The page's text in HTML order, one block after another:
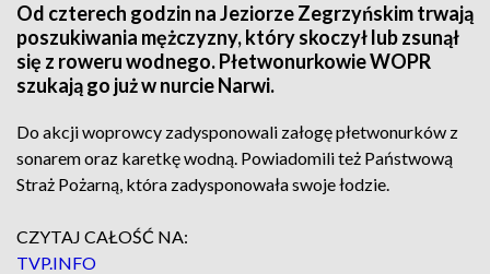
Od czterech godzin na Jeziorze Zegrzyńskim trwają
poszukiwania mężczyzny, który skoczył lub zsunął
się z roweru wodnego. Płetwonurkowie WOPR
szukają go już w nurcie Narwi.
Do akcji woprowcy zadysponowali załogę płetwonurków z
sonarem oraz karetkę wodną. Powiadomili też Państwową
Straż Pożarną, która zadysponowała swoje łodzie.
CZYTAJ CAŁOŚĆ NA:
TVP.INFO